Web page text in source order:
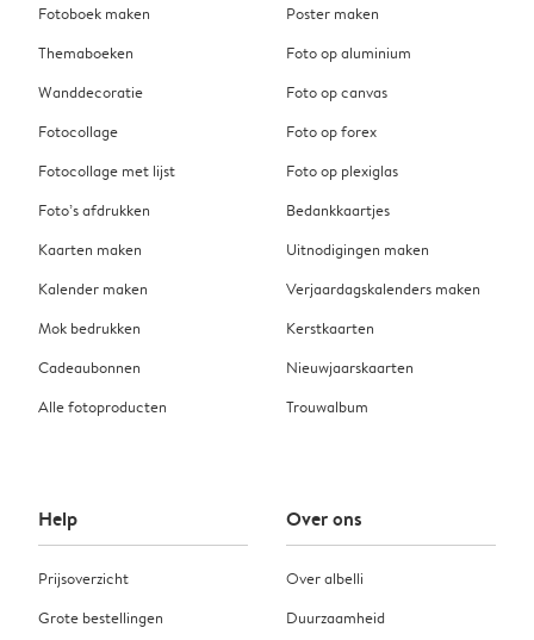
Fotoboek maken
Themaboeken
Wanddecoratie
Fotocollage
Fotocollage met lijst
Foto’s afdrukken
Kaarten maken
Kalender maken
Mok bedrukken
Cadeaubonnen
Alle fotoproducten
Poster maken
Foto op aluminium
Foto op canvas
Foto op forex
Foto op plexiglas
Bedankkaartjes
Uitnodigingen maken
Verjaardagskalenders maken
Kerstkaarten
Nieuwjaarskaarten
Trouwalbum
Help
Prijsoverzicht
Grote bestellingen
Over ons
Over albelli
Duurzaamheid